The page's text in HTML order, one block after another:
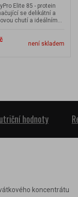
Elite 85 - protein
se delikátní a
chutí a ideálním
není skladem
hodnoty
koncentrátu